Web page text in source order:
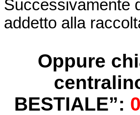
Successivamente
addetto alla
Oppure
BESTIALE”: